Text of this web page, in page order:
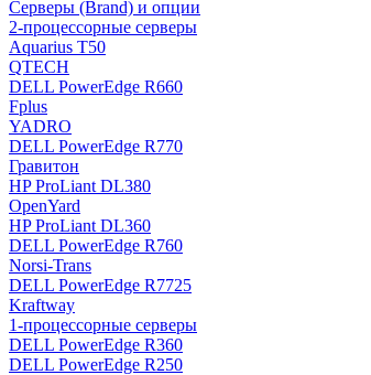
Серверы (Brand) и опции
2-процессорные серверы
Aquarius T50
QTECH
DELL PowerEdge R660
Fplus
YADRO
DELL PowerEdge R770
Гравитон
HP ProLiant DL380
OpenYard
HP ProLiant DL360
DELL PowerEdge R760
Norsi-Trans
DELL PowerEdge R7725
Kraftway
1-процессорные серверы
DELL PowerEdge R360
DELL PowerEdge R250